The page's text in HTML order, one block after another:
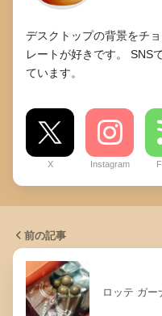
デスクトップの背景をチ
レートが好きです。 SNS
ています。
X Instagram
前の記事
ロッテ ガー